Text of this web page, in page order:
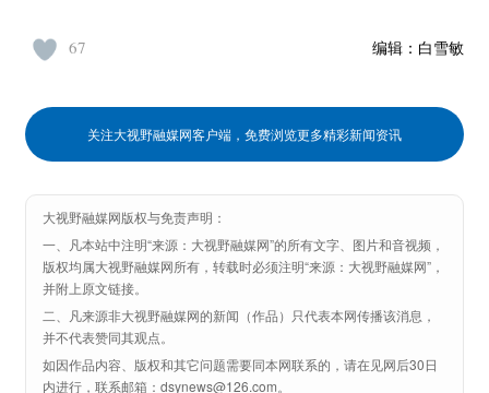
编辑： 白雪敏
67
关注大视野融媒网客户端，免费浏览更多精彩新闻资讯
大视野融媒网版权与免责声明：
一、凡本站中注明“来源：大视野融媒网”的所有文字、图片和音视频，
版权均属大视野融媒网所有，转载时必须注明“来源：大视野融媒网”，
并附上原文链接。
二、凡来源非大视野融媒网的新闻（作品）只代表本网传播该消息，
并不代表赞同其观点。
如因作品内容、版权和其它问题需要同本网联系的，请在见网后30日
内进行，联系邮箱：dsynews@126.com。